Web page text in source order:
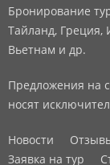
Бронирование
Тайланд,
Вьетнам и др.
Предложения на
носят
Новости
Заявка на тур